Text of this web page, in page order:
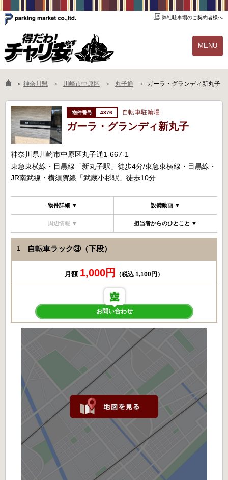
弊社駐車場のご契約者様へ
MENU
物件一覧 ご契約の流れ
よくあるご質問 駐輪場オーナー様へ
＞ 神奈川県 川崎市中原区 丸子通 ガーラ・グランディ新丸子
4376 自転車駐輪場
ガーラ・グランディ新丸子
神奈川県川崎市中原区丸子通1-667-1
東急東横線・目黒線「新丸子駅」徒歩4分/東急東横線・目黒線・
JR南武線・横須賀線「武蔵小杉駅」徒歩10分
物件詳細 ▼ 設備動画 ▼
周辺情報 ▼ 担当者からのひとこと ▼
1 自転車ラック③（下段）
月額 1,000円 （税込 1,100円）
お問い合わせ